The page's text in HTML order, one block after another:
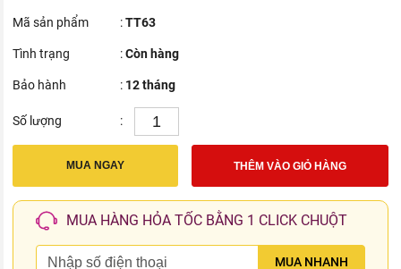
Mã sản phẩm :TT63
Tình trạng :Còn hàng
Bảo hành : 12 tháng
Số lượng :
MUA NGAY THÊM VÀO GIỎ HÀNG
MUA HÀNG HỎA TỐC BẰNG 1 CLICK CHUỘT
MUA NHANH